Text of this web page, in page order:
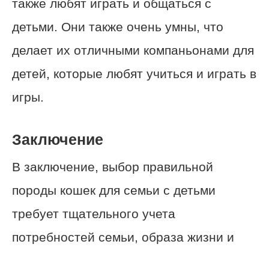
также любят играть и общаться с
детьми. Они также очень умны, что
делает их отличными компаньонами для
детей, которые любят учиться и играть в
игры.
Заключение
В заключение, выбор правильной
породы кошек для семьи с детьми
требует тщательного учета
потребностей семьи, образа жизни и